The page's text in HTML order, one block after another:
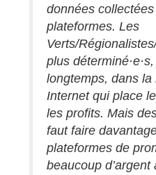
données
plateformes. Les
Verts/
plus
longtemps, dans la
Internet qui place
les profits. Mais
faut faire
plateformes de
beaucoup